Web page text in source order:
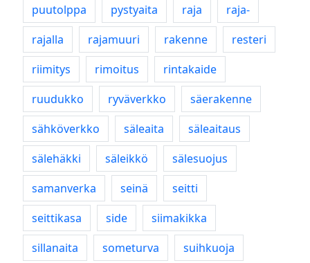
puutolppa
pystyaita raja
raja-
rajalla
rajamuuri rakenne
resteri
riimitys
rimoitus
rintakaide
ruudukko
ryväverkko
säerakenne
sähköverkko
säleaita
säleaitaus
sälehäkki
säleikkö
sälesuojus
samanverka
seinä
seitti
seittikasa
side
siimakikka
sillanaita
someturva
suihkuoja